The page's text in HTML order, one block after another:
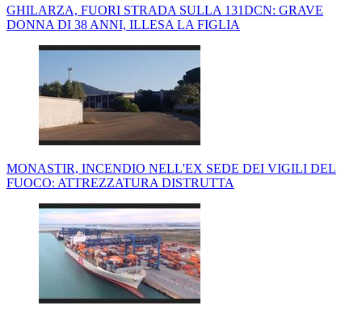
GHILARZA, FUORI STRADA SULLA 131DCN: GRAVE
DONNA DI 38 ANNI, ILLESA LA FIGLIA
MONASTIR, INCENDIO NELL'EX SEDE DEI VIGILI DEL
FUOCO: ATTREZZATURA DISTRUTTA